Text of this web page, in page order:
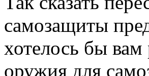
самозащиты
хотелось бы вам
оружия для